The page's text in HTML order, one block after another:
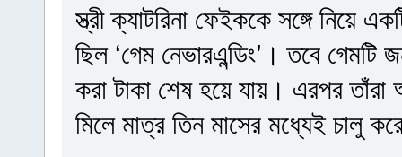
স্ত্রী ক্যাটরিনা ফেইককে সঙ্গে নিয়ে
ছিল ‘গেম নেভারএন্ডিং’। তবে
করা টাকা শেষ হয়ে যায়। এরপর তাঁরা
মিলে মাত্র তিন মাসের মধ্যেই চালু